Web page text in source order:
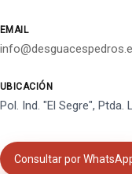
EMAIL
UBICACIÓN
Pol. Ind. "El Segre",
Consultar por